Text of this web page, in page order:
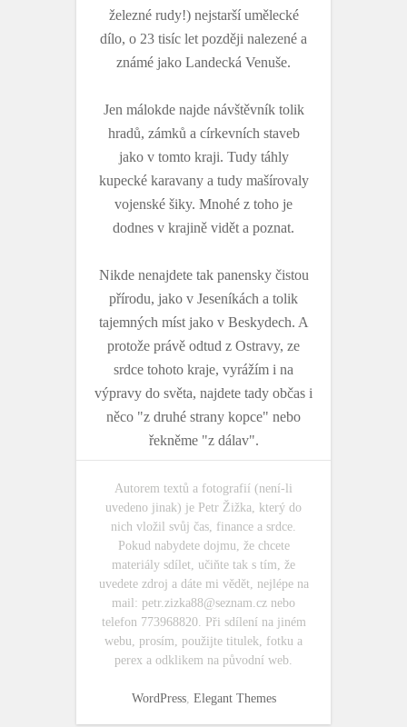
železné rudy!) nejstarší umělecké
dílo, o 23 tisíc let později nalezené a
známé jako Landecká Venuše.
Jen málokde najde návštěvník tolik
hradů, zámků a církevních staveb
jako v tomto kraji. Tudy táhly
kupecké karavany a tudy mašírovaly
vojenské šiky. Mnohé z toho je
dodnes v krajině vidět a poznat.
Nikde nenajdete tak panensky čistou
přírodu, jako v Jeseníkách a tolik
tajemných míst jako v Beskydech. A
protože právě odtud z Ostravy, ze
srdce tohoto kraje, vyrážím i na
výpravy do světa, najdete tady občas i
něco "z druhé strany kopce" nebo
řekněme "z dálav".
Autorem textů a fotografií (není-li
uvedeno jinak) je Petr Žižka, který do
nich vložil svůj čas, finance a srdce.
Pokud nabydete dojmu, že chcete
materiály sdílet, učiňte tak s tím, že
uvedete zdroj a dáte mi vědět, nejlépe na
mail: petr.zizka88@seznam.cz nebo
telefon 773968820. Při sdílení na jiném
webu, prosím, použijte titulek, fotku a
perex a odklikem na původní web.
WordPress, Elegant Themes